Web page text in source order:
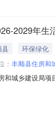
2029年生
县 环保绿化
： 丰顺县住房和
和城乡建设局
供应商(